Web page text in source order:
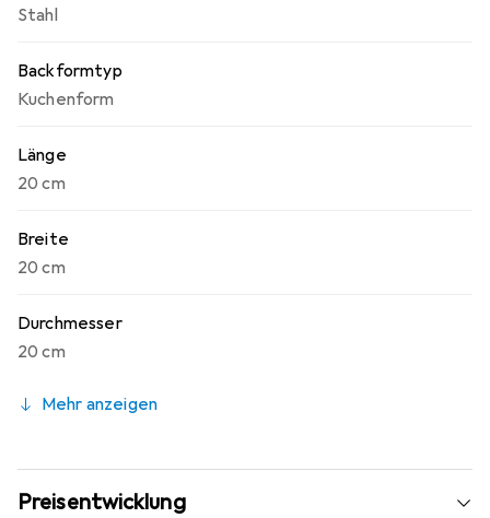
Stahl
Backformtyp
Kuchenform
Länge
20 cm
Breite
20 cm
Durchmesser
20 cm
Mehr anzeigen
Preisentwicklung